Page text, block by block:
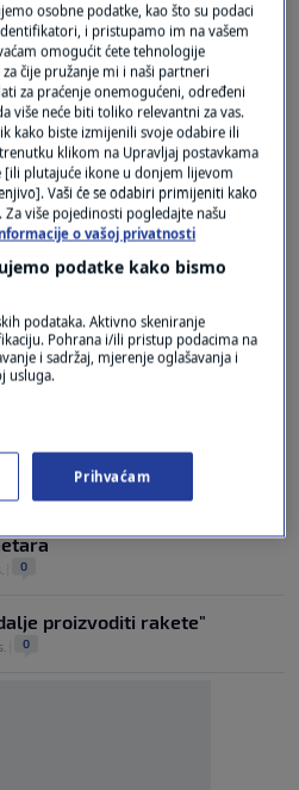
Oglas
ispalila nekoliko
raketa
| 0
0
proizvoditi rakete"
0
osobne podatke, kao što su podaci
i pristupamo im na vašem
omogućit ćete tehnologije
čije pružanje mi i naši partneri
za praćenje onemogućeni, određeni
više neće biti toliko relevantni za vas.
kako biste izmijenili svoje odabire ili
klikom na Upravljaj postavkama
[ili plutajuće ikone u donjem lijevom
Vaši će se odabiri primijeniti kako
više pojedinosti pogledajte našu
o vašoj privatnosti
podatke kako bismo
podataka. Aktivno skeniranje
Pohrana i/ili pristup podacima na
i sadržaj, mjerenje oglašavanja i
usluga.
Prihvaćam